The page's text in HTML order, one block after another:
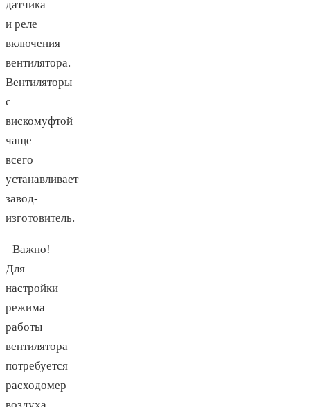
датчика
и реле
включения
вентилятора.
Вентиляторы
с
вискомуфтой
чаще
всего
устанавливает
завод-
изготовитель.
Важно!
Для
настройки
режима
работы
вентилятора
потребуется
расходомер